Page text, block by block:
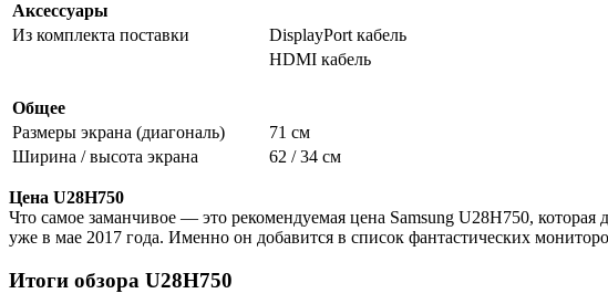
Аксессуары
Из комплекта поставки
DisplayPort кабель
HDMI кабель
Общее
Размеры экрана (диагональ)
71 см
Ширина / высота экрана
62 / 34 см
Цена U28H750
Что самое заманчивое — это рекомендуемая цена Samsung U28H750,
уже в мае 2017 года. Именно он добавится в список фантастических
Итоги обзора U28H750